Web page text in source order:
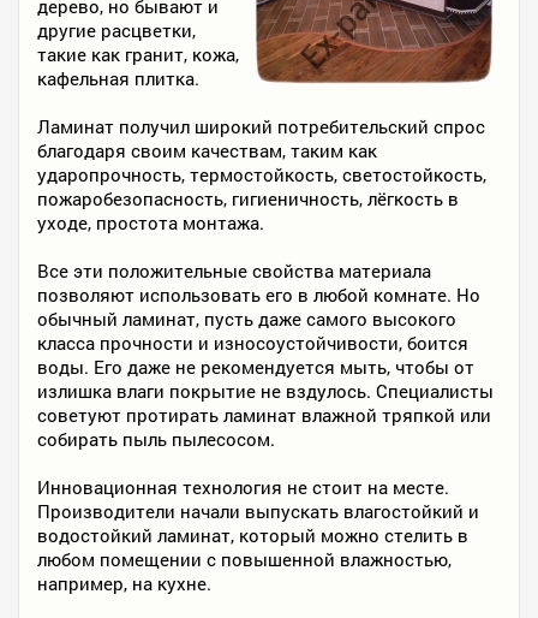
КОНТАКТЫ
ПОЛЕЗНОЕ
дерево, но бывают и
другие расцветки,
такие как гранит, кожа,
кафельная плитка.
Ламинат получил широкий потребительский спрос
благодаря своим качествам, таким как
ударопрочность, термостойкость, светостойкость,
пожаробезопасность, гигиеничность, лёгкость в
уходе, простота монтажа.
Все эти положительные свойства материала
позволяют использовать его в любой комнате. Но
обычный ламинат, пусть даже самого высокого
класса прочности и износоустойчивости, боится
воды. Его даже не рекомендуется мыть, чтобы от
излишка влаги покрытие не вздулось. Специалисты
советуют протирать ламинат влажной тряпкой или
собирать пыль пылесосом.
Инновационная технология не стоит на месте.
Производители начали выпускать влагостойкий и
водостойкий ламинат, который можно стелить в
любом помещении с повышенной влажностью,
например, на кухне.